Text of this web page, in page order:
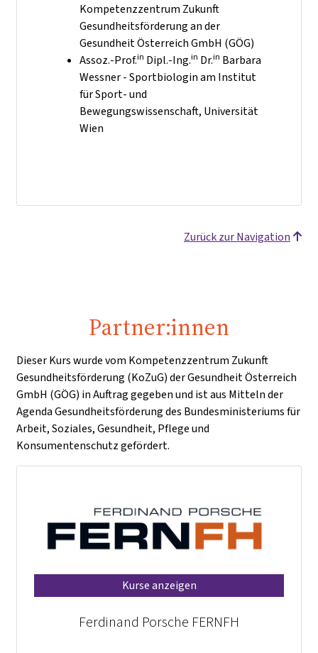
Kompetenzzentrum Zukunft
Gesundheitsförderung an der
Gesundheit Österreich GmbH (GÖG)
Assoz.-Prof.in Dipl.-Ing.in Dr.in Barbara
Wessner - Sportbiologin am Institut
für Sport- und
Bewegungswissenschaft, Universität
Wien
Zurück zur Navigation
Partner:innen
Dieser Kurs wurde vom Kompetenzzentrum Zukunft
Gesundheitsförderung (KoZuG) der Gesundheit Österreich
GmbH (GÖG) in Auftrag gegeben und ist aus Mitteln der
Agenda Gesundheitsförderung des Bundesministeriums für
Arbeit, Soziales, Gesundheit, Pflege und
Konsumentenschutz gefördert.
Kurse anzeigen
Ferdinand Porsche FERNFH